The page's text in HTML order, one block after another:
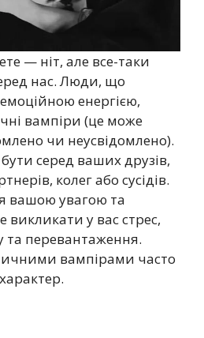
— ніт, але все-таки
нас. Люди, що
енергією,
вампіри (це може
чи неусвідомлено).
серед ваших друзів,
колег або сусідів.
вашою увагою та
викликати у вас стрес,
та перевантаження.
вампірами часто